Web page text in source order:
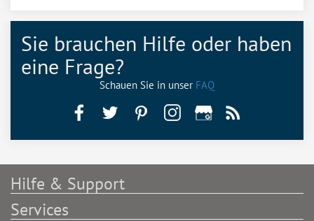
Sie brauchen Hilfe oder haben
eine Frage?
Schauen Sie in unser FAQ
Hilfe & Support
Services